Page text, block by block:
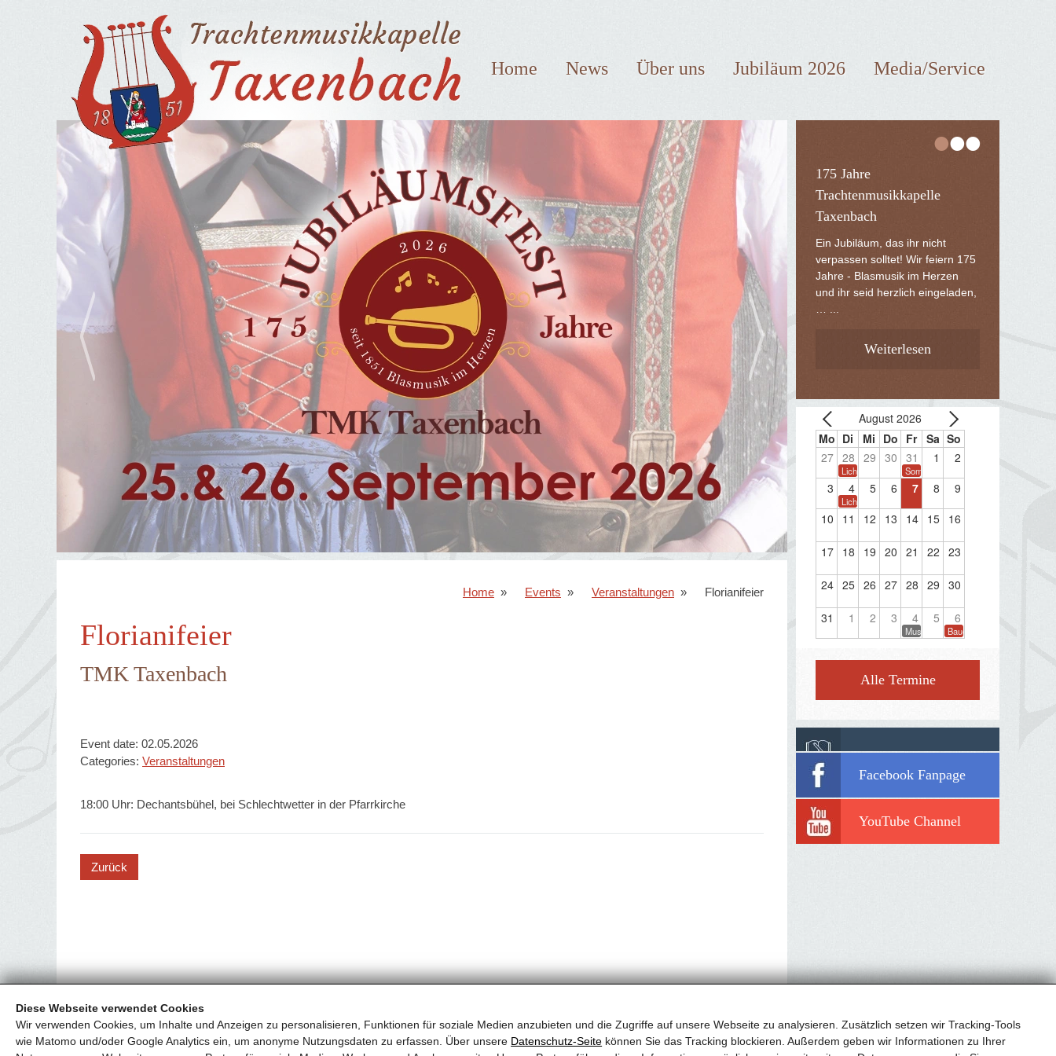
Diese Webseite verwendet Cookies
Wir verwenden Cookies, um Inhalte und Anzeigen zu personalisieren, Funktionen für soziale Medien anzubieten und die Zugriffe auf unsere Webseite zu analysieren. Zusätzlich setzen wir Tracking-Tools
wie Matomo und/oder Google Analytics ein, um anonyme Nutzungsdaten zu erfassen. Über unsere Datenschutz-Seite können Sie das Tracking blockieren. Außerdem geben wir Informationen zu Ihrer
Home News Über uns Jubiläum 2026 Media/Service
Home Events Veranstaltungen Florianifeier
Florianifeier
TMK Taxenbach
Event date: 02.05.2026
Categories: Veranstaltungen
18:00 Uhr: Dechantsbühel, bei Schlechtwetter in der Pfarrkirche
button
•••
175 Jahre
Trachtenmusikkapelle
Taxenbach
Ein Jubiläum, das ihr nicht
verpassen solltet! Wir feiern 175
Jahre - Blasmusik im Herzen
und ihr seid herzlich eingeladen,
Weiterlesen
August 2026
27 28 29 30 31 1 2
LichterwanderungSommerkonzert
3 4 5 6 7 8 9
Lichterwanderung
10 11 12 13 14 15 16
17 18 19 20 21 22 23
24 25 26 27 28 29 30
31 1 2 3 4 5 6
MusikprobeBauernherbstfest
Alle Termine
Facebook Fanpage
YouTube Channel